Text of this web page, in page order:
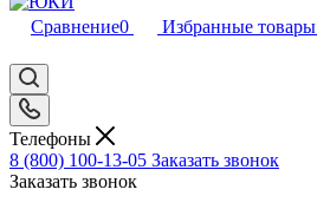
Сравнение0 Избранные товары
Телефоны
8 (800) 100-13-05 Заказать звонок
Заказать звонок